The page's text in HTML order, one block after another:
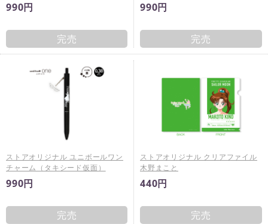
990円
完売
990円
完売
ストアオリジナル ユニボールワン
チャーム（タキシード仮面）
990円
完売
ストアオリジナル クリアファイル
木野まこと
440円
完売